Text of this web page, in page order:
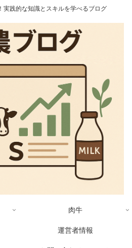
実践的な知識とスキルを学べるブログ
肉牛
運営者情報